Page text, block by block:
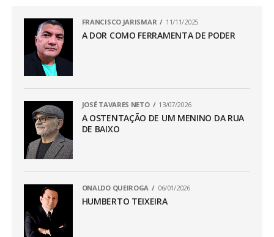
FRANCISCO JARISMAR 11/11/2025
A DOR COMO FERRAMENTA DE PODER
JOSÉ TAVARES NETO 13/07/2026
A OSTENTAÇÃO DE UM MENINO DA RUA
DE BAIXO
ONALDO QUEIROGA 06/01/2026
HUMBERTO TEIXEIRA